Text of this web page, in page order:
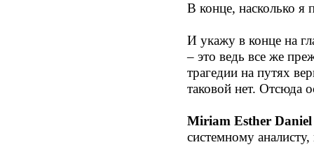
В конце, насколько я
И укажу в конце на
– это ведь все же
трагедии на путях
таковой нет. Отсюда
Miriam Esther Daniel
системному